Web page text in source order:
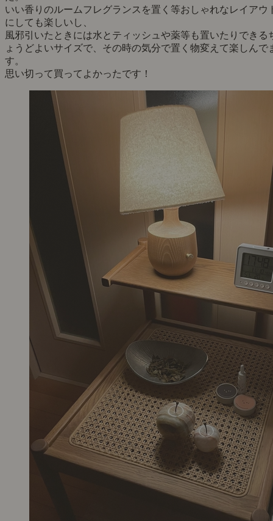
いい香りのルームフレグランスを置く等おしゃれなレイアウ
にしても楽しいし、
風邪引いたときには水とティッシュや薬等も置いたりできる
ょうどよいサイズで、その時の気分で置く物変えて楽しんで
す。
思い切って買ってよかったです！